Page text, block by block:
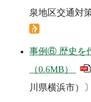
泉地区交通対
事例⑥ 歴史を
（0.6MB）
川県横浜市）